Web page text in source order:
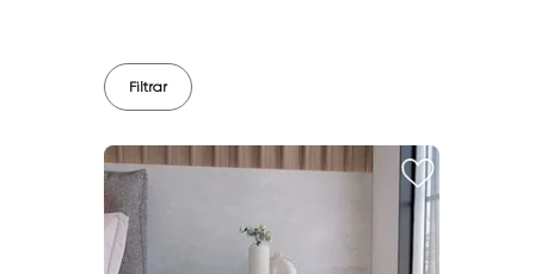
Filtrar